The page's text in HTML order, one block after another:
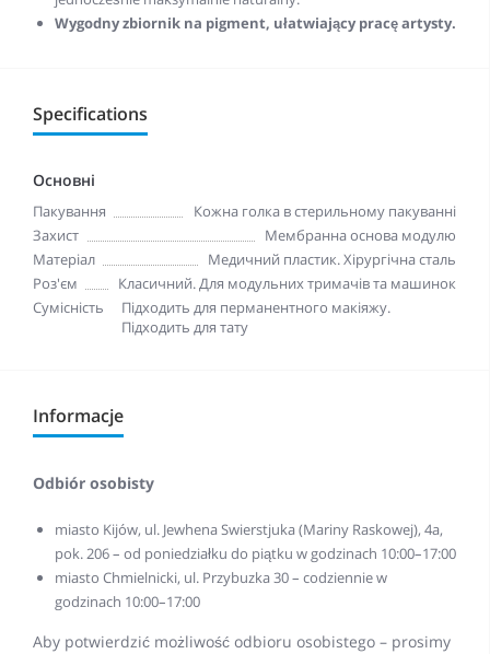
Wygodny zbiornik na pigment, ułatwiający pracę artysty.
Specifications
Основні
Пакування
Кожна голка в стерильному пакуванні
Захист
Мембранна основа модулю
Матеріал
Медичний пластик. Хірургічна сталь
Роз'єм
Класичний. Для модульних тримачів та машинок
Сумісність
Підходить для перманентного макіяжу.
Підходить для тату
Informacje
Odbiór osobisty
miasto Kijów, ul. Jewhena Swierstjuka (Mariny Raskowej), 4a,
pok. 206 – od poniedziałku do piątku w godzinach 10:00–17:00
miasto Chmielnicki, ul. Przybuzka 30 – codziennie w
godzinach 10:00–17:00
Aby potwierdzić możliwość odbioru osobistego – prosimy